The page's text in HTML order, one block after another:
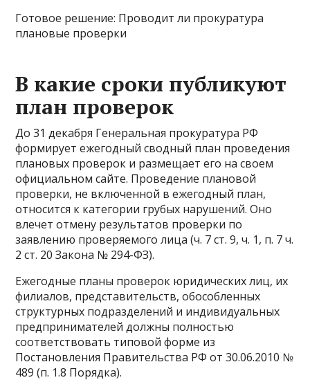
Готовое решение: Проводит ли прокуратура
плановые проверки
В какие сроки публикуют
план проверок
До 31 декабря Генеральная прокуратура РФ
формирует ежегодный сводный план проведения
плановых проверок и размещает его на своем
официальном сайте. Проведение плановой
проверки, не включенной в ежегодный план,
относится к категории грубых нарушений. Оно
влечет отмену результатов проверки по
заявлению проверяемого лица (ч. 7 ст. 9, ч. 1, п. 7 ч.
2 ст. 20 Закона № 294-ФЗ).
Ежегодные планы проверок юридических лиц, их
филиалов, представительств, обособленных
структурных подразделений и индивидуальных
предпринимателей должны полностью
соответствовать типовой форме из
Постановления Правительства РФ от 30.06.2010 №
489 (п. 1.8 Порядка).